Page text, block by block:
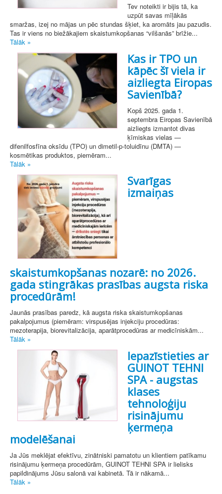
Tev noteikti ir bijis tā, ka
uzpūt savas mīļākās
smaržas, izej no mājas un pēc stundas šķiet, ka aromāts jau pazudis.
Tas ir viens no biežākajiem skaistumkopšanas “vilšanās” brīžie...
Tālāk »
Kas ir TPO un
kāpēc šī viela ir
aizliegta Eiropas
Savienībā?
Kopš 2025. gada 1.
septembra Eiropas Savienībā
aizliegts izmantot divas
ķīmiskas vielas —
difenilfosfīna oksīdu (TPO) un dimetil-p-toluidīnu (DMTA) —
kosmētikas produktos, piemēram...
Tālāk »
Svarīgas
izmaiņas
skaistumkopšanas nozarē: no 2026.
gada stingrākas prasības augsta riska
procedūrām!
Jaunās prasības paredz, kā augsta riska skaistumkopšanas
pakalpojumus (piemēram: virspusējas injekciju procedūras:
mezoterapija, biorevitalizācija, aparātprocedūras ar medicīniskām...
Tālāk »
Iepazīstieties ar
GUINOT TEHNI
SPA - augstas
klases
tehnoloģiju
risinājumu
ķermeņa
modelēšanai
Ja Jūs meklējat efektīvu, zinātniski pamatotu un klientiem patīkamu
risinājumu ķermeņa procedūrām, GUINOT TEHNI SPA ir lielisks
papildinājums Jūsu salonā vai kabinetā. Tā ir nākamā...
Tālāk »